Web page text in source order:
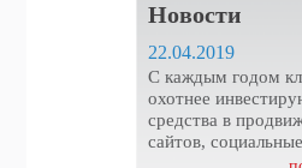
Новости
22.04.2019
С каждым годом
охотнее
средства в
сайтов,